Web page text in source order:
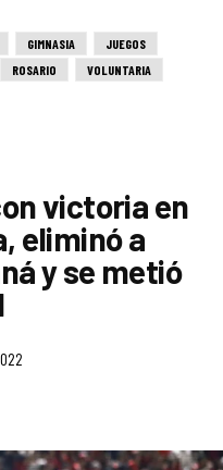
GIMNASIA
JUEGOS
ROSARIO VOLUNTARIA